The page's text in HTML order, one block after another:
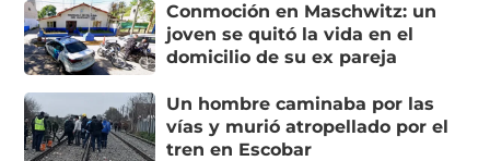
Conmoción en Maschwitz: un
joven se quitó la vida en el
domicilio de su ex pareja
Un hombre caminaba por las
vías y murió atropellado por el
tren en Escobar